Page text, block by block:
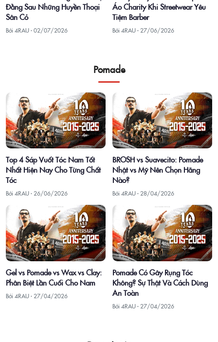
Đằng Sau Những Huyền Thoại
Sân Cỏ
Bởi 4RAU ·02/07/2026
Áo Charity Khi Streetwear Yêu
Tiệm Barber
Bởi 4RAU · 27/06/2026
Pomade
Top 4 Sáp Vuốt Tóc Nam Tốt
Nhất Hiện Nay Cho Từng Chất
Tóc
Bởi 4RAU · 26/06/2026
BROSH vs Suavecito: Pomade
Nhật vs Mỹ Nên Chọn Hãng
Nào?
Bởi 4RAU · 28/04/2026
Gel vs Pomade vs Wax vs Clay:
Phân Biệt Lần Cuối Cho Nam
Bởi 4RAU · 27/04/2026
Pomade Có Gây Rụng Tóc
Không? Sự Thật Và Cách Dùng
An Toàn
Bởi 4RAU · 27/04/2026